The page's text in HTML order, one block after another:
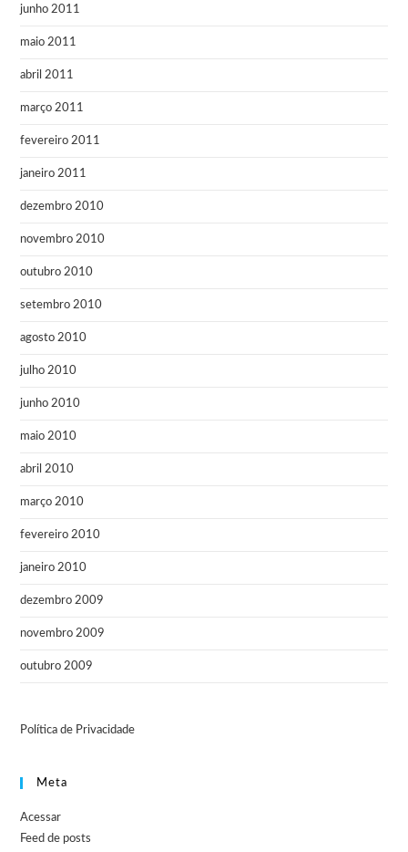
junho 2011
maio 2011
abril 2011
março 2011
fevereiro 2011
janeiro 2011
dezembro 2010
novembro 2010
outubro 2010
setembro 2010
agosto 2010
julho 2010
junho 2010
maio 2010
abril 2010
março 2010
fevereiro 2010
janeiro 2010
dezembro 2009
novembro 2009
outubro 2009
Política de Privacidade
Meta
Acessar
Feed de posts